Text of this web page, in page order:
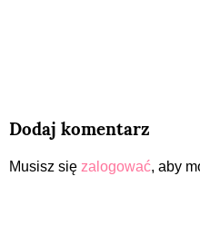
Dodaj komentarz
Musisz się zalogować, aby